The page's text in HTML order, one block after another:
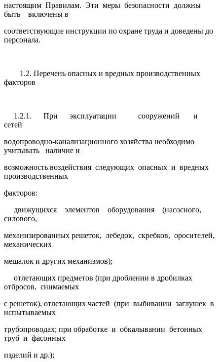
настоящим Правилам. Эти меры безопасности должны
быть включены в
соответствующие инструкции по охране труда и доведены до
персонала.
1.2. Перечень опасных и вредных производственных
факторов
1.2.1. При эксплуатации сооружений и
сетей
водопроводно-канализационного хозяйства необходимо
учитывать наличие и
возможность воздействия следующих опасных и вредных
производственных
факторов:
движущихся элементов оборудования (насосного,
силового,
механизированных решеток, лебедок, скребков, оросителей,
механических
мешалок и других механизмов);
отлетающих предметов (при дроблении в дробилках
отбросов, снимаемых
с решеток), отлетающих частей (при выбивании заглушек в
испытываемых
трубопроводах; при обработке и обкалывании бетонных
труб и фасонных
изделий и др.);